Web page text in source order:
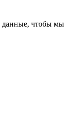
данные, чтобы мы